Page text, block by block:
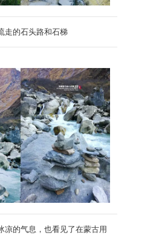
走的石头路和石梯
凉的气息，也看见了在蒙古用